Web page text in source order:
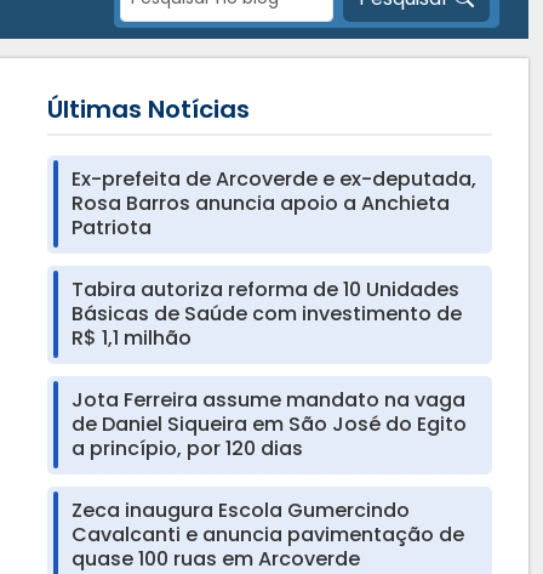
Últimas Notícias
Ex-prefeita de Arcoverde e ex-deputada,
Rosa Barros anuncia apoio a Anchieta
Patriota
Tabira autoriza reforma de 10 Unidades
Básicas de Saúde com investimento de
R$ 1,1 milhão
Jota Ferreira assume mandato na vaga
de Daniel Siqueira em São José do Egito
a princípio, por 120 dias
Zeca inaugura Escola Gumercindo
Cavalcanti e anuncia pavimentação de
quase 100 ruas em Arcoverde